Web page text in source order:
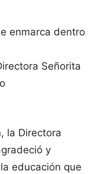
enmarca dentro
Señorita
la Directora
y
educación que